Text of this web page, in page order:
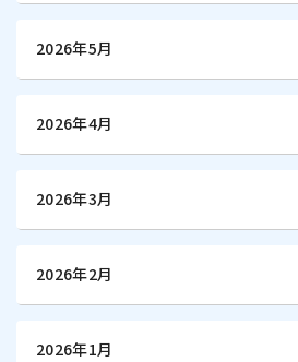
2026年5月
2026年4月
2026年3月
2026年2月
2026年1月